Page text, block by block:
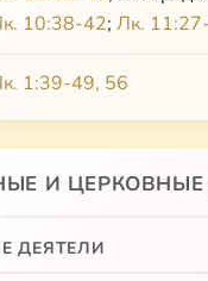
кабак»:
10:38-42; Лк.
1:39-49, 56
И
ДЕЯТЕЛИ